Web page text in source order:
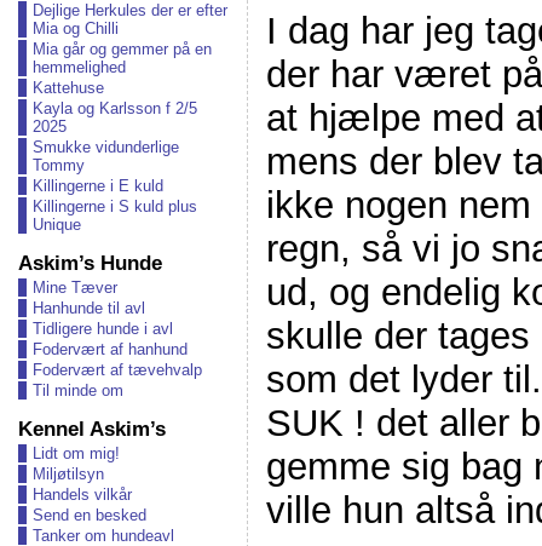
Dejlige Herkules der er efter
Mia og Chilli
Mia går og gemmer på en
hemmelighed
Kattehuse
Kayla og Karlsson f 2/5
2025
Smukke vidunderlige
Tommy
Killingerne i E kuld
Killingerne i S kuld plus
Unique
Askim’s Hunde
Mine Tæver
Hanhunde til avl
Tidligere hunde i avl
Fodervært af hanhund
Fodervært af tævehvalp
Til minde om
Kennel Askim’s
Lidt om mig!
Miljøtilsyn
Handels vilkår
Send en besked
Tanker om hundeavl
I dag har jeg
der har været
at hjælpe med
mens der blev
ikke nogen
regn, så vi jo
ud, og endelig
skulle der
som det lyder
SUK ! det aller
gemme sig bag
ville hun altså